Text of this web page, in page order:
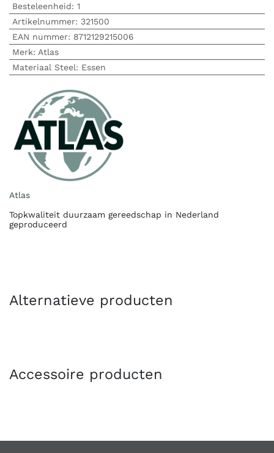
Besteleenheid: 1
Artikelnummer: 321500
EAN nummer: 8712129215006
Merk: Atlas
Materiaal Steel: Essen
Atlas
Topkwaliteit duurzaam gereedschap in Nederland
geproduceerd
Alternatieve producten
Accessoire producten